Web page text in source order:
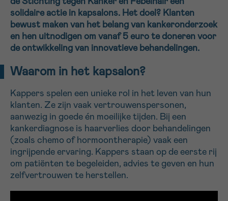
solidaire actie in kapsalons. Het doel? Klanten
bewust maken van het belang van kankeronderzoek
en hen uitnodigen om vanaf 5 euro te doneren voor
de ontwikkeling van innovatieve behandelingen.
Waarom in het kapsalon?
Kappers spelen een unieke rol in het leven van hun
klanten. Ze zijn vaak vertrouwenspersonen,
aanwezig in goede én moeilijke tijden. Bij een
kankerdiagnose is haarverlies door behandelingen
(zoals chemo of hormoontherapie) vaak een
ingrijpende ervaring. Kappers staan op de eerste rij
om patiënten te begeleiden, advies te geven en hun
zelfvertrouwen te herstellen.
VOORNAAM
MIJN VRAAG
16h-18h
Verder